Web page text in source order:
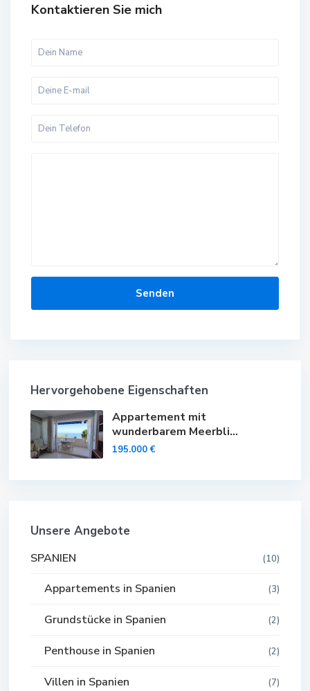
Kontaktieren Sie mich
Hervorgehobene Eigenschaften
Appartement mit
wunderbarem Meerbli...
195.000 €
Unsere Angebote
SPANIEN (10)
Appartements in Spanien (3)
Grundstücke in Spanien (2)
Penthouse in Spanien (2)
Villen in Spanien (7)